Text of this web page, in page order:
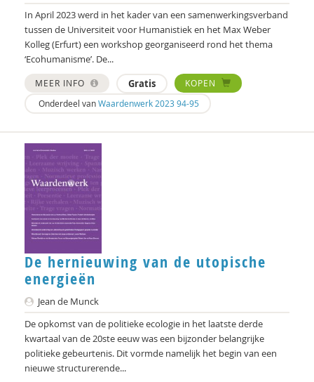
In April 2023 werd in het kader van een samenwerkingsverband
tussen de Universiteit voor Humanistiek en het Max Weber
Kolleg (Erfurt) een workshop georganiseerd rond het thema
‘Ecohumanisme’. De...
MEER INFO Gratis
KOPEN
Onderdeel vanWaardenwerk 2023 94-95
De hernieuwing van de utopische
energieën
Jean de Munck
De opkomst van de politieke ecologie in het laatste derde
kwartaal van de 20ste eeuw was een bijzonder belangrijke
politieke gebeurtenis. Dit vormde namelijk het begin van een
nieuwe structurerende...